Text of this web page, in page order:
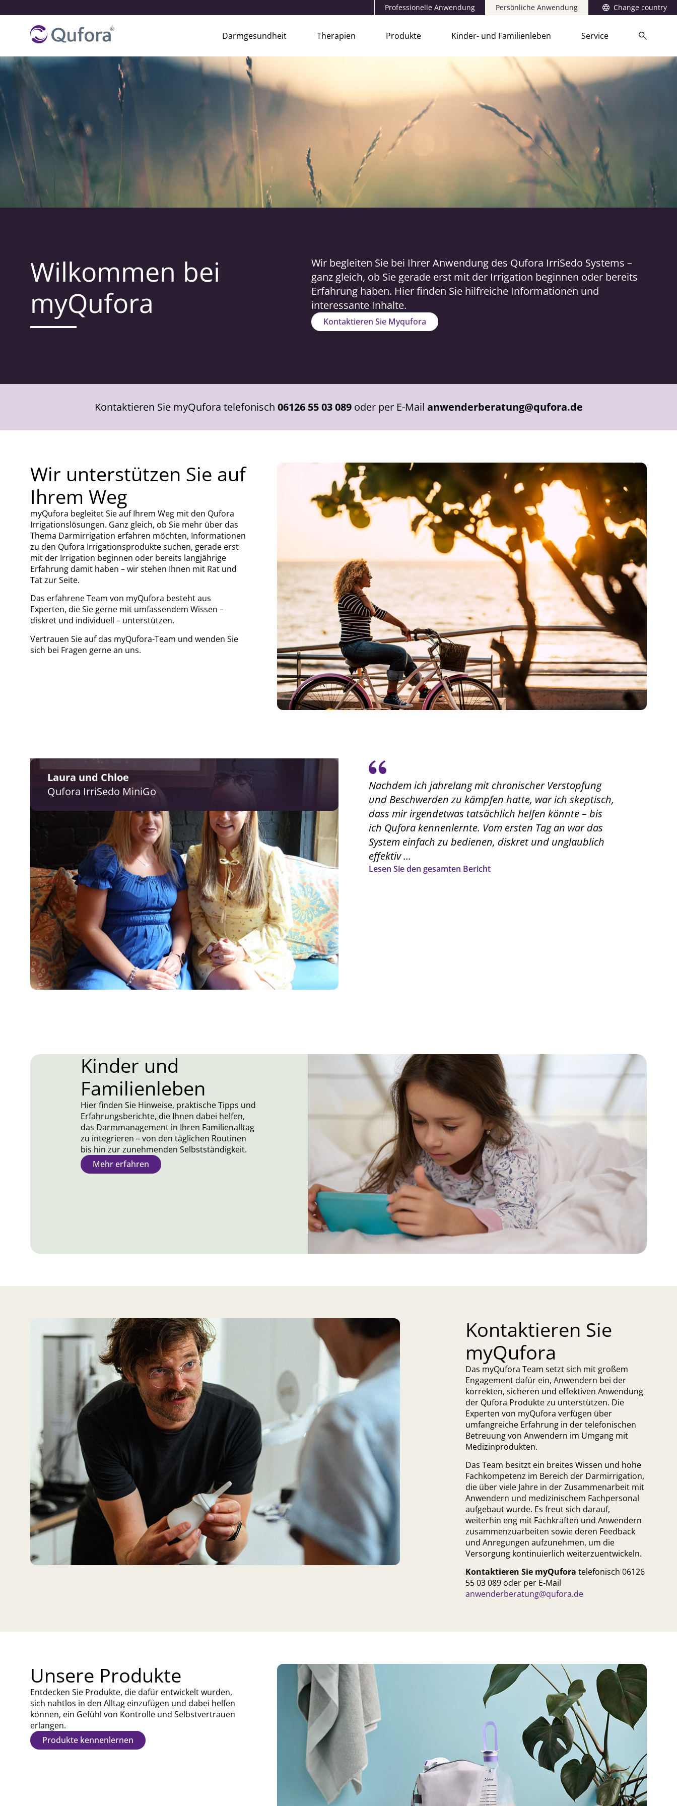
Professionelle Anwendung Persönliche Anwendung Change country
Darmgesundheit Therapien Produkte Kinder- und Familienleben Service
Wilkommen bei
myQufora
Wir begleiten Sie bei Ihrer Anwendung des Qufora IrriSedo Systems –
ganz gleich, ob Sie gerade erst mit der Irrigation beginnen oder bereits
Erfahrung haben. Hier finden Sie hilfreiche Informationen und
interessante Inhalte.
Kontaktieren Sie Myqufora
Kontaktieren Sie myQufora telefonisch 06126 55 03 089oder per E-Mail anwenderberatung@qufora.de
Wir unterstützen Sie auf
Ihrem Weg
myQufora begleitet Sie auf Ihrem Weg mit den Qufora
Irrigationslösungen. Ganz gleich, ob Sie mehr über das
Thema Darmirrigation erfahren möchten, Informationen
zu den Qufora Irrigationsprodukte suchen, gerade erst
mit der Irrigation beginnen oder bereits langjährige
Erfahrung damit haben – wir stehen Ihnen mit Rat und
Tat zur Seite.
Das erfahrene Team von myQufora besteht aus
Experten, die Sie gerne mit umfassendem Wissen –
diskret und individuell – unterstützen.
Vertrauen Sie auf das myQufora-Team und wenden Sie
sich bei Fragen gerne an uns.
Nachdem ich jahrelang mit chronischer Verstopfung
und Beschwerden zu kämpfen hatte, war ich skeptisch,
dass mir irgendetwas tatsächlich helfen könnte – bis
ich Qufora kennenlernte. Vom ersten Tag an war das
System einfach zu bedienen, diskret und unglaublich
effektiv …
Lesen Sie den gesamten Bericht
Laura und Chloe
Qufora IrriSedo MiniGo
Kinder und
Familienleben
Hier finden Sie Hinweise, praktische Tipps und
Erfahrungsberichte, die Ihnen dabei helfen,
das Darmmanagement in Ihren Familienalltag
zu integrieren – von den täglichen Routinen
bis hin zur zunehmenden Selbstständigkeit.
Mehr erfahren
Kontaktieren Sie
myQufora
Das myQufora Team setzt sich mit großem
Engagement dafür ein, Anwendern bei der
korrekten, sicheren und effektiven Anwendung
der Qufora Produkte zu unterstützen. Die
Experten von myQufora verfügen über
umfangreiche Erfahrung in der telefonischen
Betreuung von Anwendern im Umgang mit
Medizinprodukten.
Das Team besitzt ein breites Wissen und hohe
Fachkompetenz im Bereich der Darmirrigation,
die über viele Jahre in der Zusammenarbeit mit
Anwendern und medizinischem Fachpersonal
aufgebaut wurde. Es freut sich darauf,
weiterhin eng mit Fachkräften und Anwendern
zusammenzuarbeiten sowie deren Feedback
und Anregungen aufzunehmen, um die
Versorgung kontinuierlich weiterzuentwickeln.
Kontaktieren Sie myQufora telefonisch 06126
55 03 089 oder per E-Mail
anwenderberatung@qufora.de
Unsere Produkte
Entdecken Sie Produkte, die dafür entwickelt wurden,
sich nahtlos in den Alltag einzufügen und dabei helfen
können, ein Gefühl von Kontrolle und Selbstvertrauen
erlangen.
Produkte kennenlernen